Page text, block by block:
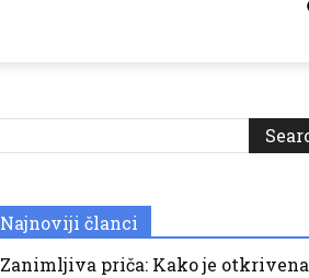
Najnoviji članci
Zanimljiva priča: Kako je otkrivena